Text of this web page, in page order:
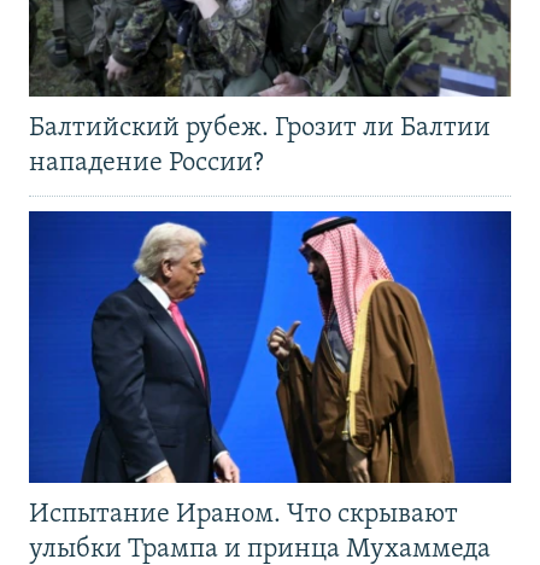
Балтийский рубеж. Грозит ли Балтии
нападение России?
Испытание Ираном. Что скрывают
улыбки Трампа и принца Мухаммеда